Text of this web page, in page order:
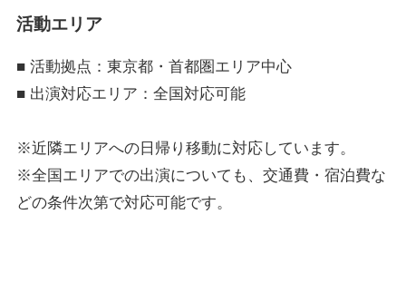
活動エリア
■ 活動拠点：東京都・首都圏エリア中心
■ 出演対応エリア：全国対応可能
※近隣エリアへの日帰り移動に対応しています。
※全国エリアでの出演についても、交通費・宿泊費な
どの条件次第で対応可能です。